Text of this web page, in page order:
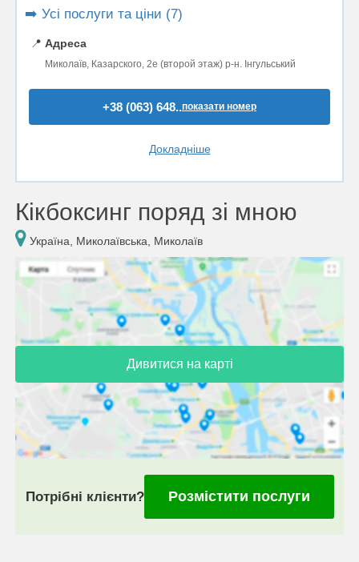
➡️ Усі послуги та ціни (7)
📍 Адреса
Миколаїв, Казарского, 2е (второй этаж) р-н. Інгульський
+38 (063) 648..показати номер
Докладніше
Кікбоксинг поряд зі мною
Україна, Миколаївська, Миколаїв
Дивитися на карті
Потрібні клієнти? Розмістити послуги